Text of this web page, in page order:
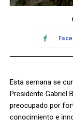
Esta semana se
Presidente Gabriel
preocupado por
conocimiento e